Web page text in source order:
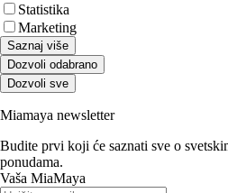
Statistika
Marketing
Saznaj više
Dozvoli odabrano
Dozvoli sve
Miamaya newsletter
Budite prvi koji će saznati sve o
ponudama.
Vaša MiaMaya